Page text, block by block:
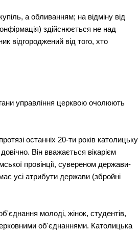
а обливанням; на відміну від
здійснюється не над
відгороджений від того, хто
управління церквою очолюють
останніх 20-ти років католицьку
Він вважається вікарієм
провінції, сувереном держави-
усі атрибути держави (збройні
молоді, жінок, студентів,
об'єднаннями. Католицька